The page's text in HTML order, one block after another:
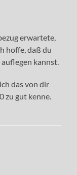
erwartete,
hoffe, daß du
kannst.
das von dir
zu gut kenne.